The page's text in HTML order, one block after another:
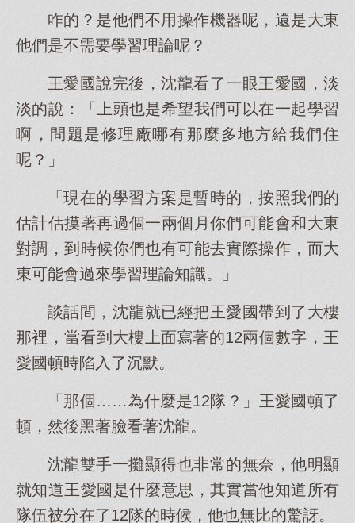
咋的？是他們不用操作機器呢，還是大東
他們是不需要學習理論呢？
王愛國說完後，沈龍看了一眼王愛國，淡
淡的說：「上頭也是希望我們可以在一起學習
啊，問題是修理廠哪有那麼多地方給我們住
呢？」
「現在的學習方案是暫時的，按照我們的
估計估摸著再過個一兩個月你們可能會和大東
對調，到時候你們也有可能去實際操作，而大
東可能會過來學習理論知識。」
談話間，沈龍就已經把王愛國帶到了大樓
那裡，當看到大樓上面寫著的12兩個數字，王
愛國頓時陷入了沉默。
「那個……為什麼是12隊？」王愛國頓了
頓，然後黑著臉看著沈龍。
沈龍雙手一攤顯得也非常的無奈，他明顯
就知道王愛國是什麼意思，其實當他知道所有
隊伍被分在了12隊的時候，他也無比的驚訝。